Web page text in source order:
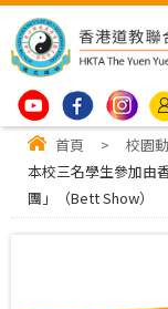
首頁 > 校園
本校三名學生參加由
團」（Bett Show）